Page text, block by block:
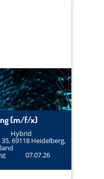
(m/f/x)
Hybrid
69118 Heidelberg,
07.07.26